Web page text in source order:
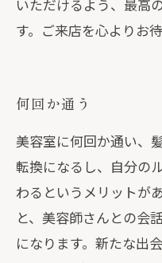
いただけるよう、最高
す。ご来店を心よりお
何回か通う
美容室に何回か通い、
転換になるし、自分の
わるというメリットが
と、美容師さんとの会
になります。新たな出